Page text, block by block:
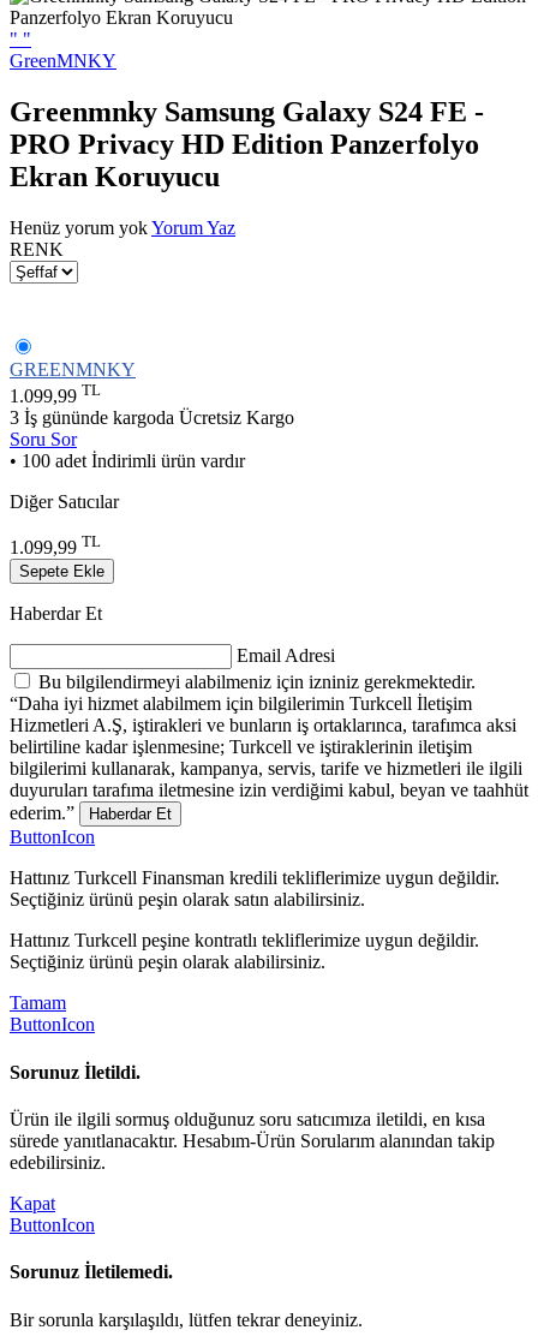
" "
GreenMNKY
Greenmnky Samsung Galaxy S24 FE -
PRO Privacy HD Edition Panzerfolyo
Ekran Koruyucu
Henüz yorum yokYorum Yaz
RENK
GREENMNKY
1.099,99 TL
3 İş gününde kargoda Ücretsiz Kargo
Soru Sor
• 100 adet İndirimli ürün vardır
Diğer Satıcılar
1.099,99 TL
Sepete Ekle
Haberdar Et
Email Adresi
Bu bilgilendirmeyi alabilmeniz için izniniz gerekmektedir.
“Daha iyi hizmet alabilmem için bilgilerimin Turkcell İletişim
Hizmetleri A.Ş, iştirakleri ve bunların iş ortaklarınca, tarafımca aksi
belirtiline kadar işlenmesine; Turkcell ve iştiraklerinin iletişim
bilgilerimi kullanarak, kampanya, servis, tarife ve hizmetleri ile ilgili
duyuruları tarafıma iletmesine izin verdiğimi kabul, beyan ve taahhüt
ederim.”
Haberdar Et
ButtonIcon
Hattınız Turkcell Finansman kredili tekliflerimize uygun değildir.
Seçtiğiniz ürünü peşin olarak satın alabilirsiniz.
Hattınız Turkcell peşine kontratlı tekliflerimize uygun değildir.
Seçtiğiniz ürünü peşin olarak alabilirsiniz.
Tamam
ButtonIcon
Sorunuz İletildi.
Ürün ile ilgili sormuş olduğunuz soru satıcımıza iletildi, en kısa
sürede yanıtlanacaktır. Hesabım-Ürün Sorularım alanından takip
edebilirsiniz.
Kapat
ButtonIcon
Sorunuz İletilemedi.
Bir sorunla karşılaşıldı, lütfen tekrar deneyiniz.